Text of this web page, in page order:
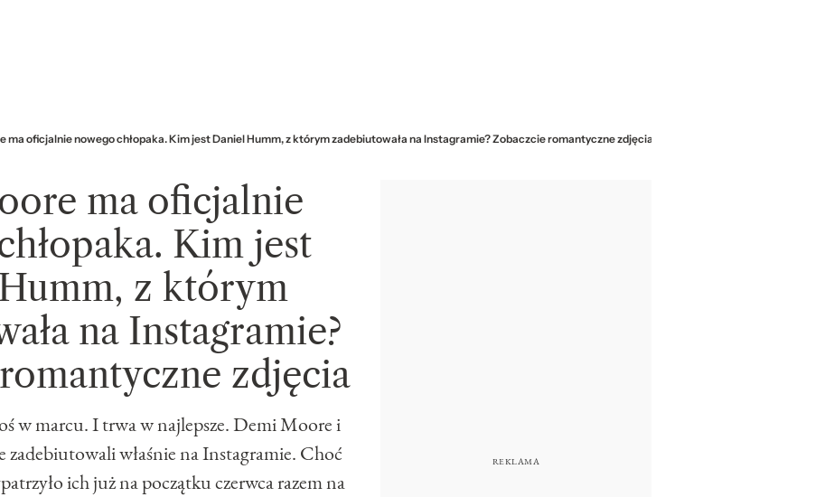
ma oficjalnie nowego chłopaka. Kim jest Daniel Humm, z którym zadebiutowała na Instagramie? Zobaczcie romantyczne zdjęcia
ma oficjalnie
Kim jest
z którym
na Instagramie?
zdjęcia
w marcu. I trwa w najlepsze. Demi Moore i
właśnie na Instagramie. Choć
ich już na początku czerwca razem na